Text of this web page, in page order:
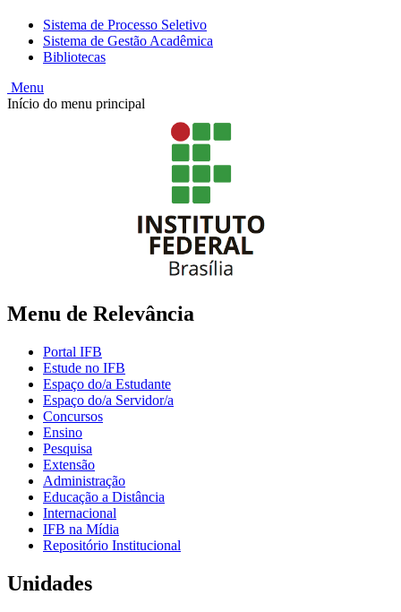
Sistema de Processo Seletivo
Sistema de Gestão Acadêmica
Bibliotecas
Menu
Início do menu principal
Menu de Relevância
Portal IFB
Estude no IFB
Espaço do/a Estudante
Espaço do/a Servidor/a
Concursos
Ensino
Pesquisa
Extensão
Administração
Educação a Distância
Internacional
IFB na Mídia
Repositório Institucional
Unidades